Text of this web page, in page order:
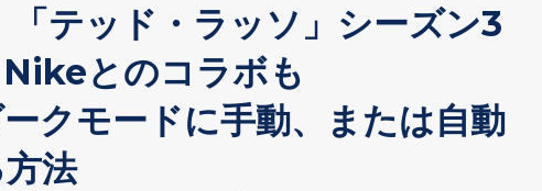
テッド・ラッソ」シーズン3
とのコラボも
ークモードに手動、または自動
法